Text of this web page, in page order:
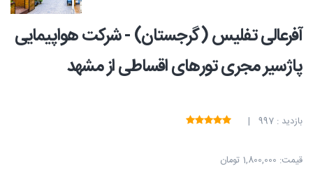
آفرعالی تفلیس (گرجستان) - شرکت هواپیمایی
پاژسیر مجری تورهای اقساطی از مشهد
بازدید : 997 |
قیمت: 1,800,000 تومان